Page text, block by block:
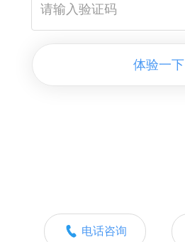
体验一下
电话咨询